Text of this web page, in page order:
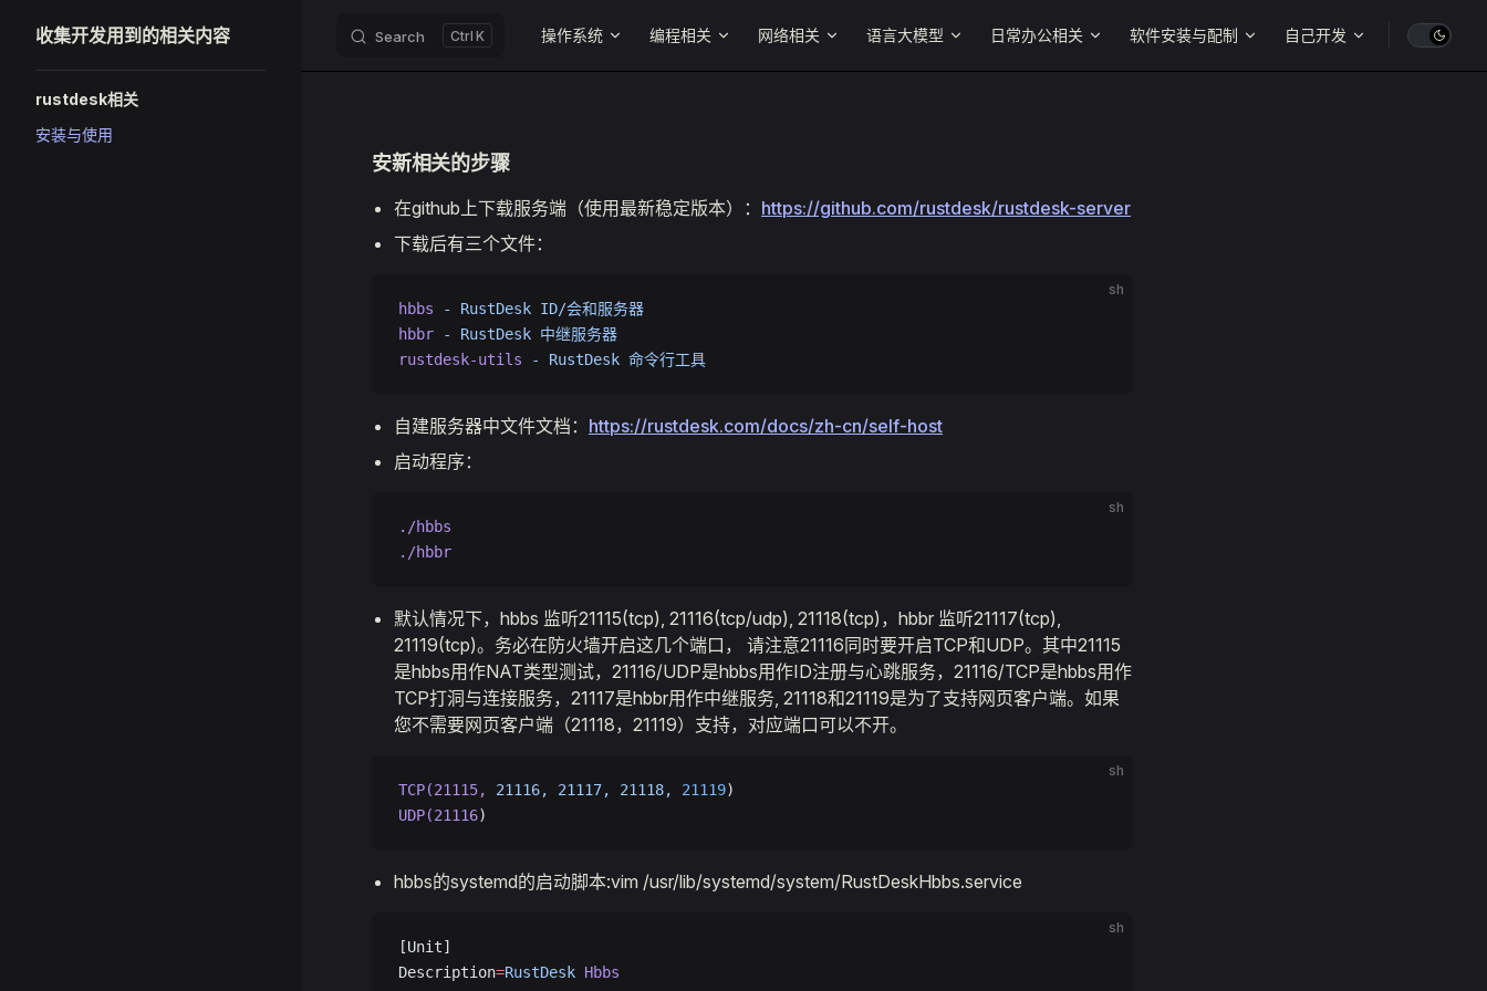
Skip to content
收集开发用到的相关内容 Search K 操作系统 编程相关 网络相关 语言大模型 日常办公相关 软件安装与配制 自己开发
rustdesk相关
安装与使用
安新相关的步骤
在github上下载服务端（使用最新稳定版本）： https://github.com/rustdesk/rustdesk-server
下载后有三个文件：
sh
hbbs - RustDesk ID/会和服务器
hbbr - RustDesk 中继服务器
rustdesk-utils - RustDesk 命令行工具
自建服务器中文件文档： https://rustdesk.com/docs/zh-cn/self-host
启动程序：
sh
./hbbs
./hbbr
默认情况下，hbbs 监听21115(tcp), 21116(tcp/udp), 21118(tcp)，hbbr 监听21117(tcp),
21119(tcp)。务必在防火墙开启这几个端口， 请注意21116同时要开启TCP和UDP。其中21115
是hbbs用作NAT类型测试，21116/UDP是hbbs用作ID注册与心跳服务，21116/TCP是hbbs用作
TCP打洞与连接服务，21117是hbbr用作中继服务, 21118和21119是为了支持网页客户端。如果
您不需要网页客户端（21118，21119）支持，对应端口可以不开。
sh
TCP(21115, 21116, 21117, 21118, 21119)
UDP(21116)
hbbs的systemd的启动脚本:vim /usr/lib/systemd/system/RustDeskHbbs.service
sh
[Unit]
Description=RustDesk Hbbs